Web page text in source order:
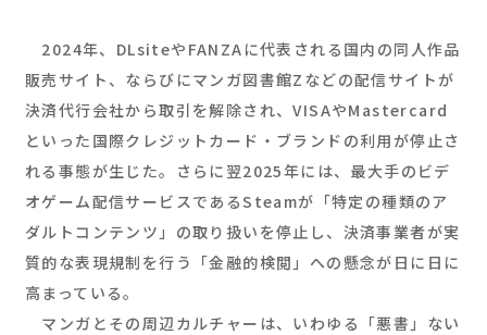
2024年、DLsiteやFANZAに代表される国内の同人作品
販売サイト、ならびにマンガ図書館Zなどの配信サイトが
決済代行会社から取引を解除され、VISAやMastercard
といった国際クレジットカード・ブランドの利用が停止さ
れる事態が生じた。さらに翌2025年には、最大手のビデ
オゲーム配信サービスであるSteamが「特定の種類のア
ダルトコンテンツ」の取り扱いを停止し、決済事業者が実
質的な表現規制を行う「金融的検閲」への懸念が日に日に
高まっている。
マンガとその周辺カルチャーは、いわゆる「悪書」ない